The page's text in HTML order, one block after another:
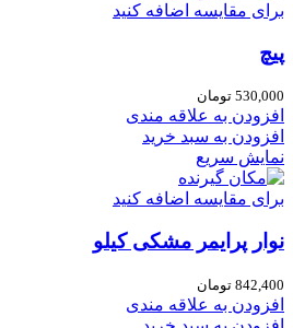
برای مقایسه اضافه کنید
پیچ
530,000 تومان
افزودن به علاقه مندی
افزودن به سبد خرید
نمایش سریع
برای مقایسه اضافه کنید
نوار پرایمر مشکی کیلو
842,400 تومان
افزودن به علاقه مندی